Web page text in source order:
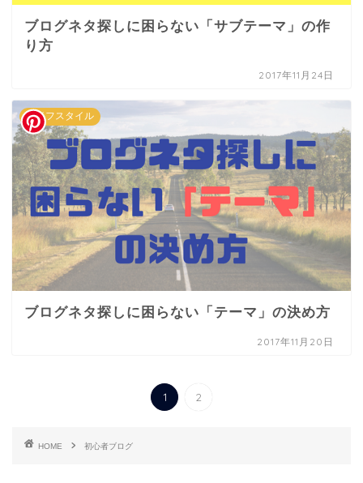
ブログネタ探しに困らない「サブテーマ」の作
り方
2017年11月24日
ライフスタイル
ブログネタ探しに困らない「テーマ」の決め方
2017年11月20日
1 2
HOME 初心者ブログ